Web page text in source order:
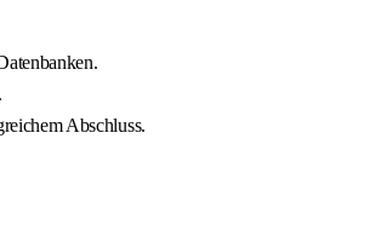
Abschluss.